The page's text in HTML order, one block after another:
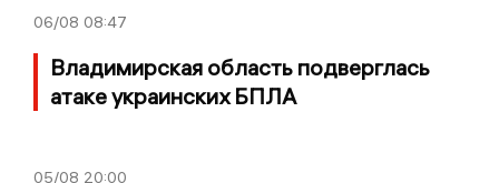
06/08 08:47
Владимирская область подверглась
атаке украинских БПЛА
05/08 20:00